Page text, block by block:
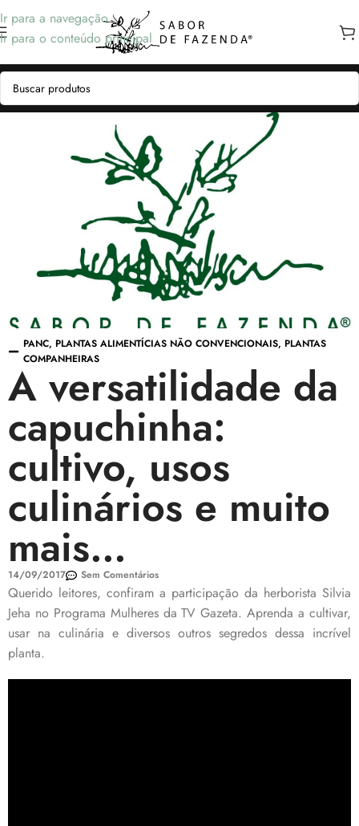
Ir para a navegação
Ir para o conteúdo principal
PANC, PLANTAS ALIMENTÍCIAS NÃO CONVENCIONAIS, PLANTAS
COMPANHEIRAS
A versatilidade da
capuchinha:
cultivo, usos
culinários e muito
mais…
14/09/2017 Sem Comentários
Querido leitores, confiram a participação da herborista Silvia
Jeha no Programa Mulheres da TV Gazeta. Aprenda a cultivar,
usar na culinária e diversos outros segredos dessa incrível
planta.